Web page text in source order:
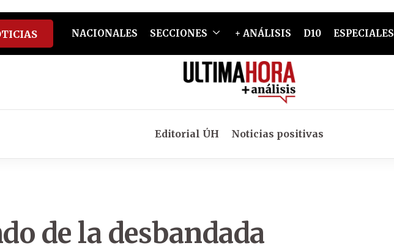
NACIONALES SECCIONES + ANÁLISIS D10 ESPECIALES
Editorial ÚH Noticias positivas
de la desbandada